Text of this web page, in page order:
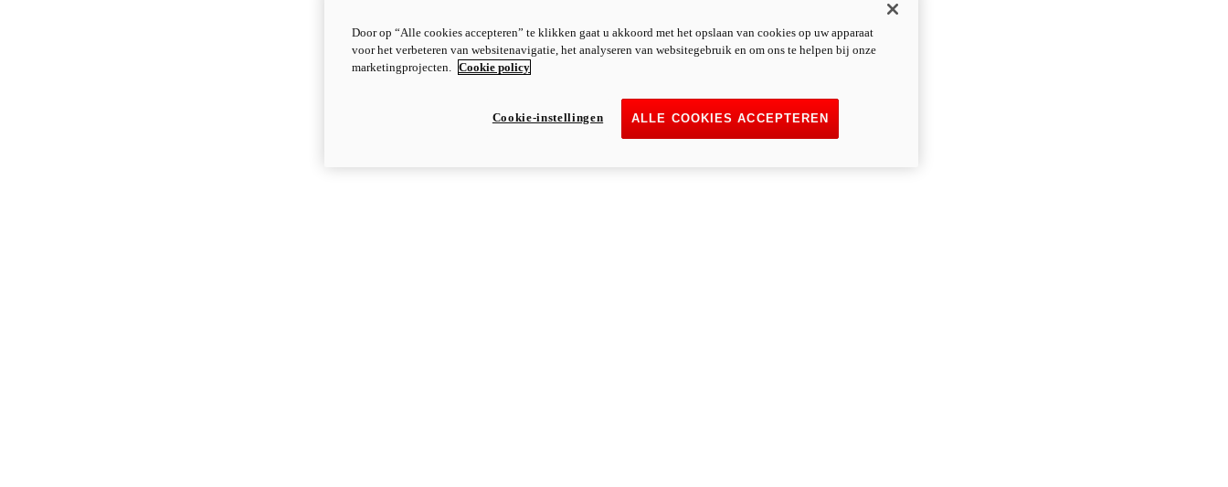
Door op “Alle cookies accepteren” te klikken gaat u akkoord met het opslaan van cookies op uw apparaat
voor het verbeteren van websitenavigatie, het analyseren van websitegebruik en om ons te helpen bij onze
marketingprojecten. Cookie policy
ALLE COOKIES ACCEPTEREN
Cookie-instellingen